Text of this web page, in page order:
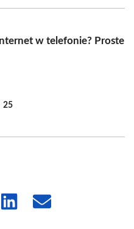
w telefonie? Proste
25
Share
Share